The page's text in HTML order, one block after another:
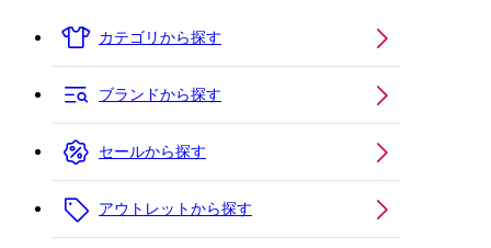
カテゴリから探す
ブランドから探す
セールから探す
アウトレットから探す